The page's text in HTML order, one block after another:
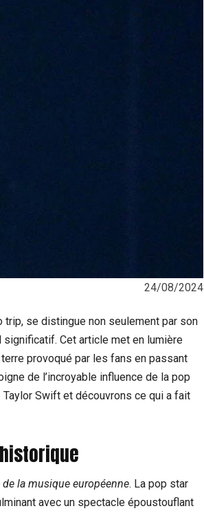
24/08/2024
trip, se distingue non seulement par son
Cet article met en lumière
provoqué par les fans en passant
de l’incroyable influence de la pop
Swift et découvrons ce qui a fait
la musique européenne. La pop star
avec un spectacle époustouflant